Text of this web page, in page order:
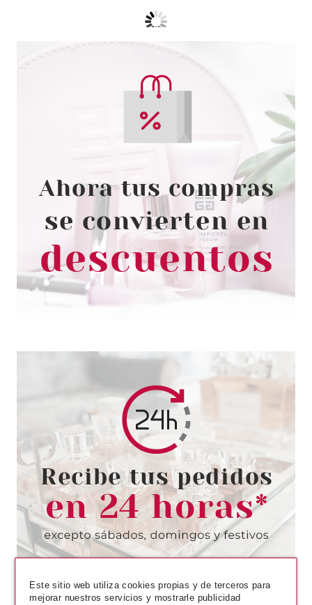
ESSENCE
ESSENCE CORRECTOR
CAMOUFLAGE+ MATT
WATERPROOF 240 8 ML
Pvr 3.59€
-17%
desde
2.99€
ESSENCE
ESSENCE GLIMMER IN A
BUBBLE PREBSE GLASS SKIN
35 ML
Pvr 4.79€
-13%
desde
4.15€
Este sitio web utiliza cookies propias y de terceros para
mejorar nuestros servicios y mostrarle publicidad